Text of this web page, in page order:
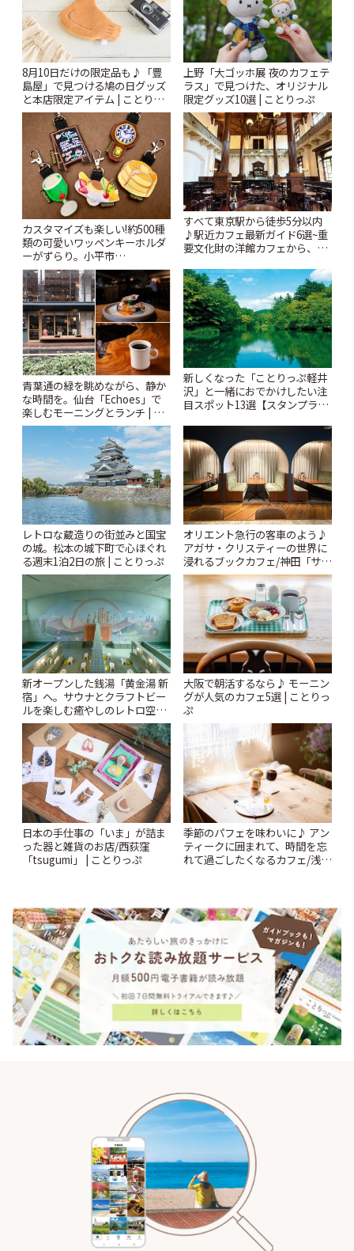
8月10日だけの限定品も♪「豊
島屋」で見つける鳩の日グッズ
と本店限定アイテム | ことりっ
ぷ
上野「大ゴッホ展 夜のカフェテ
ラス」で見つけた、オリジナル
限定グッズ10選 | ことりっぷ
カスタマイズも楽しい!約500種
類の可愛いワッペンキーホルダ
ーがずらり。小平市
「Kimamaya T&K」 | ことりっ
ぷ
すべて東京駅から徒歩5分以内
♪駅近カフェ最新ガイド6選~重
要文化財の洋館カフェから、改
りっぷ
青葉通の緑を眺めながら、静か
な時間を。仙台「Echoes」で
楽しむモーニングとランチ | こ
とりっぷ
新しくなった「ことりっぷ軽井
沢」と一緒におでかけしたい注
目スポット13選【スタンプラリ
レトロな蔵造りの街並みと国宝
の城。松本の城下町で心ほぐれ
る週末1泊2日の旅 | ことりっぷ
オリエント急行の客車のよう♪
アガサ・クリスティーの世界に
浸れるブックカフェ/神田「サロ
ンクリスティ」 | ことりっぷ
新オープンした銭湯「黄金湯 新
宿」へ。サウナとクラフトビー
ルを楽しむ癒やしのレトロ空間
| ことりっぷ
大阪で朝活するなら♪ モーニン
グが人気のカフェ5選 | ことりっ
ぷ
日本の手仕事の「いま」が詰ま
った器と雑貨のお店/西荻窪
「tsugumi」 | ことりっぷ
季節のパフェを味わいに♪ アン
ティークに囲まれて、時間を忘
れて過ごしたくなるカフェ/浅草